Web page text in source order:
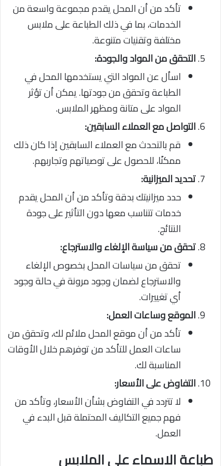
تأكد من أن المحل يقدم مجموعة واسعة من
الخدمات، بما في ذلك الطباعة على ملابس
مختلفة وتقنيات متنوعة.
التحقق من المواد والجودة:
اسأل عن المواد التي يستخدمها المحل في
الطباعة وتحقق من جودتها. يمكن أن تؤثر
المواد على متانة ومظهر الملابس.
التواصل مع العملاء السابقين:
قم بالتحدث مع العملاء السابقين إذا كان ذلك
ممكنًا، للحصول على توصياتهم وتجاربهم.
تحديد الميزانية:
حدد ميزانيتك بدقة وتأكد من أن المحل يقدم
خدمات تتناسب معها دون التأثير على جودة
النتائج.
تحقق من سياسة الإلغاء والاسترجاع:
تحقق من سياسات المحل بخصوص الإلغاء
والاسترجاع لضمان وجود مرونة في حالة وجود
أي تغييرات.
الموقع وساعات العمل:
تأكد من أن موقع المحل ملائم لك، وتحقق من
ساعات العمل للتأكد من توفرهم خلال الأوقات
المناسبة لك.
التفاوض على الأسعار:
لا تتردد في التفاوض بشأن الأسعار، وتأكد من
فهم جميع التكاليف المحتملة قبل البدء في
العمل.
طباعة الاسماء على الملابس